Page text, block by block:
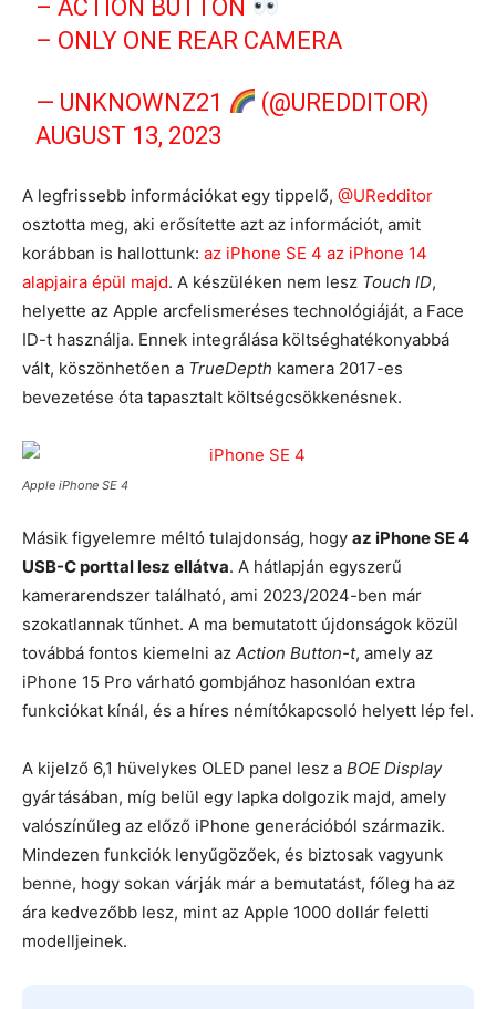
– ACTION BUTTON
– ONLY ONE REAR CAMERA
— UNKNOWNZ21
(@UREDDITOR)
AUGUST 13, 2023
A legfrissebb információkat egy tippelő, @URedditor
osztotta meg, aki erősítette azt az információt, amit
korábban is hallottunk: az iPhone SE 4 az iPhone 14
alapjaira épül majd. A készüléken nem lesz Touch ID,
helyette az Apple arcfelismeréses technológiáját, a Face
ID-t használja. Ennek integrálása költséghatékonyabbá
vált, köszönhetően a TrueDepth kamera 2017-es
bevezetése óta tapasztalt költségcsökkenésnek.
Apple iPhone SE 4
Másik figyelemre méltó tulajdonság, hogy az iPhone SE 4
USB-C porttal lesz ellátva. A hátlapján egyszerű
kamerarendszer található, ami 2023/2024-ben már
szokatlannak tűnhet. A ma bemutatott újdonságok közül
továbbá fontos kiemelni az Action Button-t, amely az
iPhone 15 Pro várható gombjához hasonlóan extra
funkciókat kínál, és a híres némítókapcsoló helyett lép fel.
A kijelző 6,1 hüvelykes OLED panel lesz a BOE Display
gyártásában, míg belül egy lapka dolgozik majd, amely
valószínűleg az előző iPhone generációból származik.
Mindezen funkciók lenyűgözőek, és biztosak vagyunk
benne, hogy sokan várják már a bemutatást, főleg ha az
ára kedvezőbb lesz, mint az Apple 1000 dollár feletti
modelljeinek.